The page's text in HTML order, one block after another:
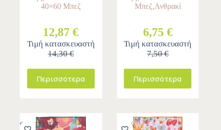
40×60 Μπεζ
12,87 €
Τιμή κατασκευαστή
14,30 €
Περισσότερα
Μπεζ,Ανθρακί
6,75 €
Τιμή κατασκευαστή
7,50 €
Περισσότερα
SOLD OUT -10%